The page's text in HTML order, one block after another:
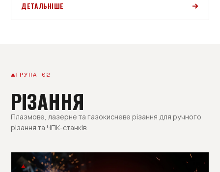
ДЕТАЛЬНІШЕ
ГРУПА 02
РІЗАННЯ
Плазмове, лазерне та газокисневе різання для ручного
різання та ЧПК-станків.